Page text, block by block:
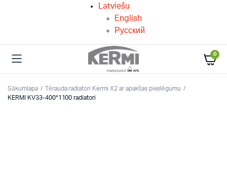
Latviešu
English
Русский
0
Sākumlapa
Tērauda radiatori Kermi X2 ar apakšas pieslēgumu
KERMI KV33-400*1100 radiatori